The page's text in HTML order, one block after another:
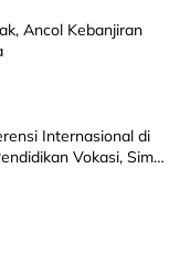
Ancol Kebanjiran
Internasional di
Vokasi, Simak